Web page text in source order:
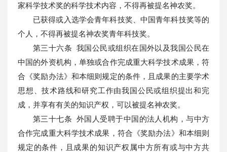
家科学技术奖的科学技术内容，不得再被提名神农奖。
已获得或入选学会青年科技奖、中国青年科技奖等的
个人，不得再被提名神农奖青年科技奖。
第三十六条 我国公民或组织在国外以及我国公民在
中国的外资机构，单独或合作完成重大科学技术成果，符
合《奖励办法》和本细则规定的条件，且成果的主要学术
思想、技术路线和研究工作由我国公民或组织提出和完
成，并享有有关的知识产权，可以被提名神农奖。
第三十七条 外国人受聘于中国的法人机构，与中方
合作完成重大科学技术成果，符合《奖励办法》和本细则
规定的条件，且成果的知识产权属中方所有或与中方共